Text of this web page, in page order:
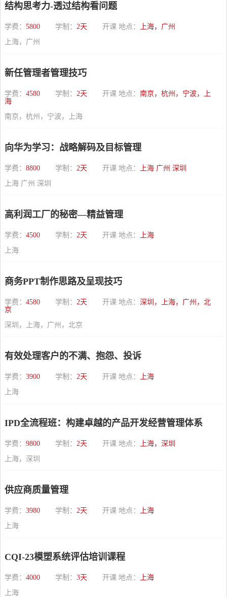
结构思考力-透过结构看问题
学费： 5800 学制： 2天 开课 地点：
上海，广州
上海，广州
新任管理者管理技巧
学费： 4580 学制： 2天 开课 地点： 南京，杭州，宁波，上
海
南京，杭州，宁波，上海
向华为学习：战略解码及目标管理
学费： 8800 学制： 2天 开课 地点：
上海 广州 深圳
上海 广州 深圳
高利润工厂的秘密—精益管理
学费： 4500 学制： 2天 开课 地点：
上海
上海
商务PPT制作思路及呈现技巧
学费： 4580 学制： 2天 开课 地点： 深圳，上海，广州，北
京
深圳，上海，广州，北京
有效处理客户的不满、抱怨、投诉
学费： 3900 学制： 2天 开课 地点：
上海
上海
IPD全流程班：构建卓越的产品开发经营管理体系
学费： 9800 学制： 2天 开课 地点：
上海，深圳
上海，深圳
供应商质量管理
学费： 3980 学制： 2天 开课 地点：
上海
上海
CQI-23模塑系统评估培训课程
学费： 4000 学制： 3天 开课 地点：
上海
上海